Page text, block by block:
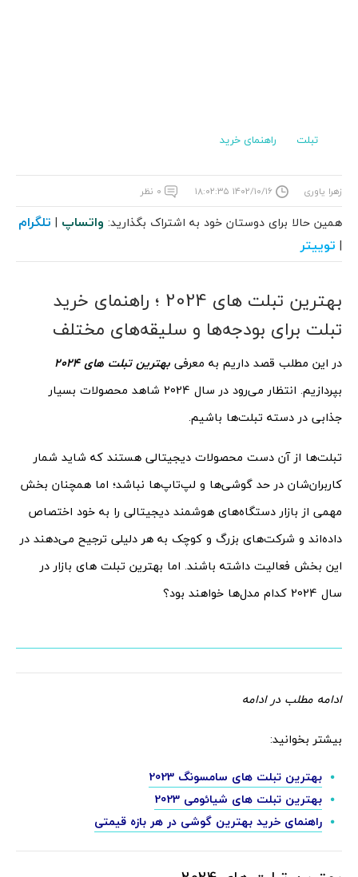
تبلت راهنمای خرید
زهرا یاوری ۱۴۰۲/۱۰/۱۶ ۱۸:۰۲:۳۵ ۰ نظر
همین حالا برای دوستان خود به اشتراک بگذارید: واتساپ | تلگرام
| توییتر
بهترین تبلت های 2024 ؛ راهنمای خرید
تبلت برای بودجه‌ها و سلیقه‌های مختلف
در این مطلب قصد داریم به معرفی بهترین تبلت های 2024
بپردازیم. انتظار می‌رود در سال 2024 شاهد محصولات بسیار
جذابی در دسته تبلت‌ها باشیم.
تبلت‌ها از آن دست محصولات دیجیتالی هستند که شاید شمار
کاربران‌شان در حد گوشی‌ها و لپ‌تاپ‌ها نباشد؛ اما همچنان بخش
مهمی از بازار دستگاه‌های هوشمند دیجیتالی را به خود اختصاص
داده‌اند و شرکت‌های بزرگ و کوچک به هر دلیلی ترجیح می‌دهند در
این بخش فعالیت داشته باشند. اما بهترین تبلت های بازار در
سال 2024 کدام مدل‌ها خواهند بود؟
ادامه مطلب در ادامه
بیشتر بخوانید:
بهترین تبلت های سامسونگ 2023
بهترین تبلت های شیائومی 2023
راهنمای خرید بهترین گوشی در هر بازه قیمتی